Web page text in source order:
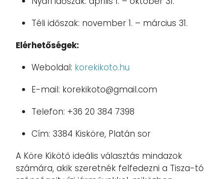
Téli időszak: november 1. – március 31.
Elérhetőségek:
Weboldal: korekikoto.hu
E-mail: korekikoto@gmail.com
Telefon: +36 20 384 7398
Cím: 3384 Kisköre, Platán sor
A Köre Kikötő ideális választás mindazok
számára, akik szeretnék felfedezni a Tisza-tó